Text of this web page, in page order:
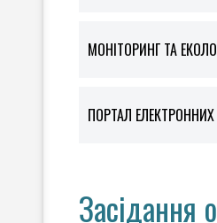
МОНІТОРИНГ ТА
ПОРТАЛ
Засідання